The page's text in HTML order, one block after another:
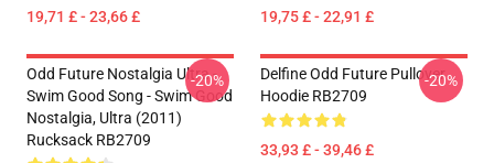
19,71 £ - 23,66 £ 19,75 £ - 22,91 £
Odd Future Nostalgia Ultra -
Swim Good Song - Swim Good
Nostalgia, Ultra (2011)
Rucksack RB2709
-20%
Delfine Odd Future Pullover
Hoodie RB2709
33,93 £ - 39,46 £
-20%